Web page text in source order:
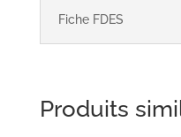
Fiche FDES
Produits